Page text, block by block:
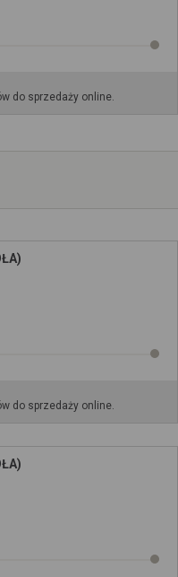
do sprzedaży online.
do sprzedaży online.